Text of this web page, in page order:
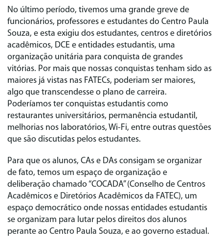
No último período, tivemos uma grande greve de
funcionários, professores e estudantes do Centro Paula
Souza, e esta exigiu dos estudantes, centros e diretórios
acadêmicos, DCE e entidades estudantis, uma
organização unitária para conquista de grandes
vitórias. Por mais que nossas conquistas tenham sido as
maiores já vistas nas FATECs, poderiam ser maiores,
algo que transcendesse o plano de carreira.
Poderíamos ter conquistas estudantis como
restaurantes universitários, permanência estudantil,
melhorias nos laboratórios, Wi-Fi, entre outras questões
que são discutidas pelos estudantes.
Para que os alunos, CAs e DAs consigam se organizar
de fato, temos um espaço de organização e
deliberação chamado “COCADA” (Conselho de Centros
Acadêmicos e Diretórios Acadêmicos da FATEC), um
espaço democrático onde nossas entidades estudantis
se organizam para lutar pelos direitos dos alunos
perante ao Centro Paula Souza, e ao governo estadual.